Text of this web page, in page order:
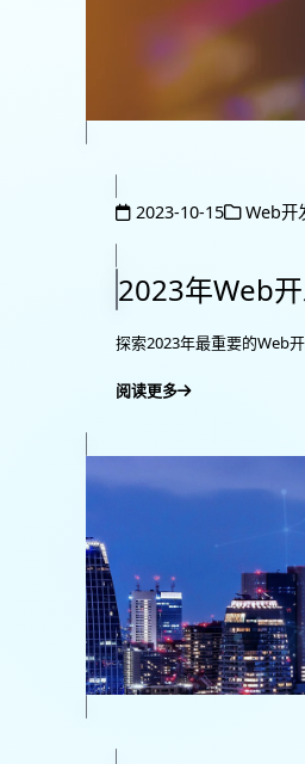
2023-10-15 Web开
2023年Web
探索2023年最重要的Web
阅读更多